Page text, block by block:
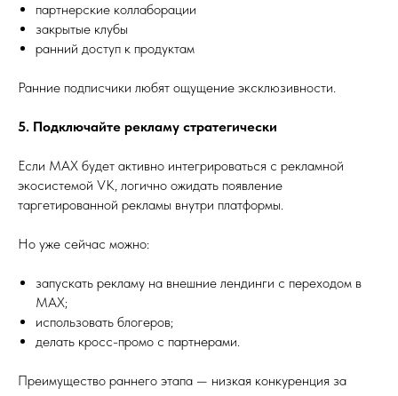
партнерские коллаборации
закрытые клубы
ранний доступ к продуктам
Ранние подписчики любят ощущение эксклюзивности.
5. Подключайте рекламу стратегически
Если MAX будет активно интегрироваться с рекламной
экосистемой VK, логично ожидать появление
таргетированной рекламы внутри платформы.
Но уже сейчас можно:
запускать рекламу на внешние лендинги с переходом в
MAX;
использовать блогеров;
делать кросс-промо с партнерами.
Преимущество раннего этапа — низкая конкуренция за